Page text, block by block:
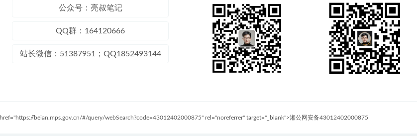
公众号：亮叔笔记
QQ群：164120666
站长微信：51387951；QQ1852493144
href="https://beian.mps.gov.cn/#/query/webSearch?code=43012402000875" rel="noreferrer" target="_blank">湘公网安备43012402000875